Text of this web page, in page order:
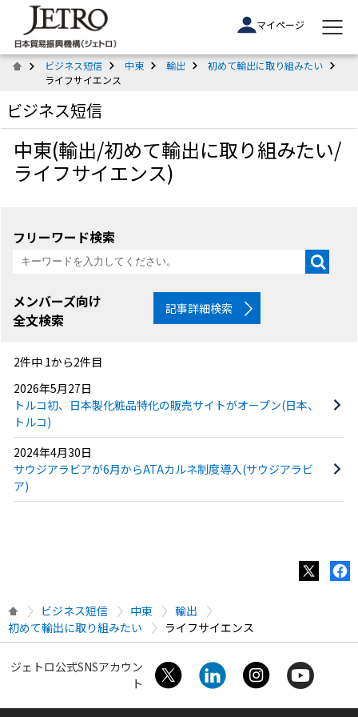
マイページ
ビジネス短信 中東 輸出
初めて輸出に取り組みたい
ライフサイエンス
ビジネス短信
中東(輸出/初めて輸出に取り組みたい/
ライフサイエンス)
フリーワード検索
メンバーズ向け
全文検索
記事詳細検索
2件中 1から2件目
2026年5月27日
トルコ初、日本製化粧品特化の販売サイトがオープン(日本、
トルコ)
2024年4月30日
サウジアラビアが6月からATAカルネ制度導入(サウジアラビ
ア)
ビジネス短信 中東
輸出
初めて輸出に取り組みたい
ライフサイエンス
ジェトロ公式SNSアカウン
ト